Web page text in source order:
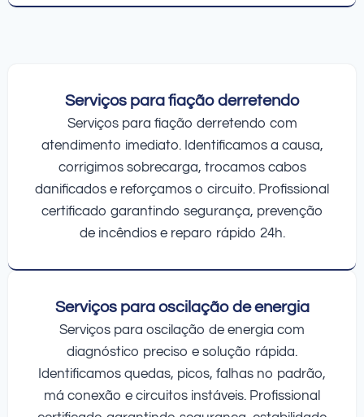
Serviços para fiação derretendo
Serviços para fiação derretendo com
atendimento imediato. Identificamos a causa,
corrigimos sobrecarga, trocamos cabos
danificados e reforçamos o circuito. Profissional
certificado garantindo segurança, prevenção
de incêndios e reparo rápido 24h.
Serviços para oscilação de energia
Serviços para oscilação de energia com
diagnóstico preciso e solução rápida.
Identificamos quedas, picos, falhas no padrão,
má conexão e circuitos instáveis. Profissional